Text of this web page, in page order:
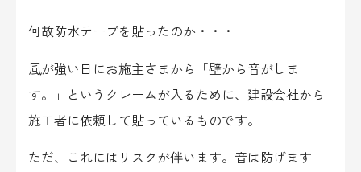
何故防水テープを貼ったのか・・・
風が強い日にお施主さまから「壁から音がしま
す。」というクレームが入るために、建設会社から
施工者に依頼して貼っているものです。
ただ、これにはリスクが伴います。音は防げます